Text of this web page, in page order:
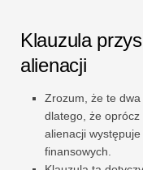
Klauzula
alienacji
Zrozum, że te
dlatego, że
alienacji
finansowych.